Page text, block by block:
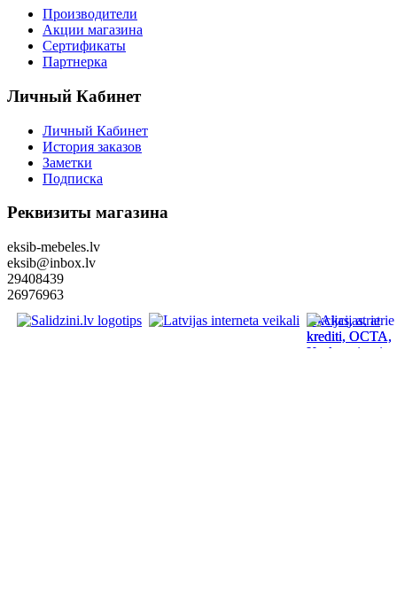
Производители
Акции магазина
Сертификаты
Партнерка
Личный Кабинет
Личный Кабинет
История заказов
Заметки
Подписка
Реквизиты магазина
eksib-mebeles.lv
eksib@inbox.lv
29408439
26976963
Akcijas, atrie
krediti, OCTA,
Kasko,